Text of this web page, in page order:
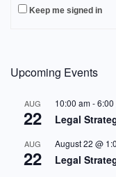
Keep me signed in
Upcoming Events
AUG
22
10:00 am-6:00
Legal
AUG
22
August 22 @
Legal